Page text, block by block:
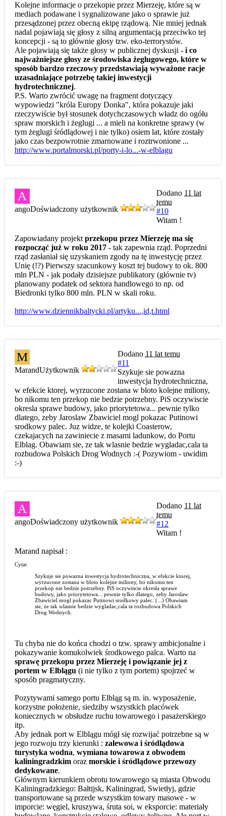
Kolejne informacje o przekopie przez Mierzeję, które są w
mediach podawane i sygnalizowane jako o sprawie już
przesądzonej przez obecną ekipę rządową. Nie mniej jednak
nadal pojawiają się głosy z silną argumentacją przeciwko tej
koncepcji - są to głównie głosy tzw. eko-terrorystów.
Ale pojawiają się także głosy w publicznej dyskusji - i co
najważniejsze głosy ze środowiska żeglugowego, które w
sposób bardzo rzeczowy przedstawiają wyważone racje
uzasadniające potrzebę takiej inwestycji
hydrotechnicznej.
P.S. Warto zwrócić uwagę na fragment dotyczący
wypowiedzi "króla Europy Donka", która pokazuje jaki
rzeczywiście był stosunek dotychczasowych władz do ogółu
spraw morskich i żeglugi ... a mieli na konkretne sprawy (w
tym żeglugi śródlądowej i nie tylko) osiem lat, które zostały
jako czas bezpowrotnie zmarnowane i roztrwonione ...
http://www.portalmorski.pl/porty-i-lo...-w-elblagu
A
angoDoświadczony użytkownik
Dodano 11 lat
temu
#10
Witam !
Zapowiadany projekt przekopu przez Mierzeję ma się
rozpocząć już w roku 2017 - tak zapewnia rząd. Poprzedni
rząd zasłaniał się uzyskaniem zgody na tę inwestycję przez
Unię (!?) Pierwszy szacunkowy koszt tej budowy to ok. 800
mln PLN - jak podały dzisiejsze publikatory (głównie tv)
planowany podatek od sektora handlowego to np. od
Biedronki tylko 800 mln. PLN w skali roku.
http://www.dziennikbaltycki.pl/artyku...,id,t.html
M
MarandUżytkownik
Dodano 11 lat temu
#11
Szykuje sie powazna
inwestycja hydrotechniczna,
w efekcie ktorej, wyrzucone zostana w bloto kolejne miliony,
bo nikomu ten przekop nie bedzie potrzebny. PiS oczywiscie
okresla sprawe budowy, jako priorytetowa... pewnie tylko
dlatego, zeby Jaroslaw Zbawiciel mogl pokazac Putinowi
srodkowy palec. Juz widze, te kolejki Coasterow,
czekajacych na zawiniecie z masami ladunkow, do Portu
Elblag. Obawiam sie, ze tak wlasnie bedzie wygladac,cala ta
rozbudowa Polskich Drog Wodnych :-( Pozywiom - uwidim
:-)
A
angoDoświadczony użytkownik
Dodano 11 lat
temu
#12
Witam !
Marand napisał :
Cytat
Szykuje sie powazna inwestycja hydrotechniczna, w efekcie ktorej,
wyrzucone zostana w bloto kolejne miliony, bo nikomu ten
przekop nie bedzie potrzebny. PiS oczywiscie okresla sprawe
budowy, jako priorytetowa... pewnie tylko dlatego, zeby Jaroslaw
Zbawiciel mogl pokazac Putinowi srodkowy palec. (...) Obawiam
sie, ze tak wlasnie bedzie wygladac,cala ta rozbudowa Polskich
Drog Wodnych.
Tu chyba nie do końca chodzi o tzw. sprawy ambicjonalne i
pokazywanie komukolwiek środkowego palca. Warto na
sprawę przekopu przez Mierzeję i powiązanie jej z
portem w Elblągu (i nie tylko z tym portem) spojrzeć w
sposób pragmatyczny.
Pozytywami samego portu Elbląg są m. in. wyposażenie,
korzystne położenie, siedziby wszystkich placówek
koniecznych w obsłudze ruchu towarowego i pasażerskiego
itp.
Aby jednak port w Elblągu mógł się rozwijać potrzebne są w
jego rozwoju trzy kierunki : zalewowa i śródlądowa
turystyka wodna, wymiana towarowa z obwodem
kaliningradzkim oraz morskie i śródlądowe przewozy
dedykowane.
Głównym kierunkiem obrotu towarowego są miasta Obwodu
Kaliningradzkiego: Bałtijsk, Kaliningrad, Swietłyj, gdzie
transportowane są przede wszystkim towary masowe - w
imporcie: węgiel, kruszywa, śruta soi, w eksporcie: materiały